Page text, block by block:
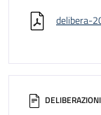
delibera-